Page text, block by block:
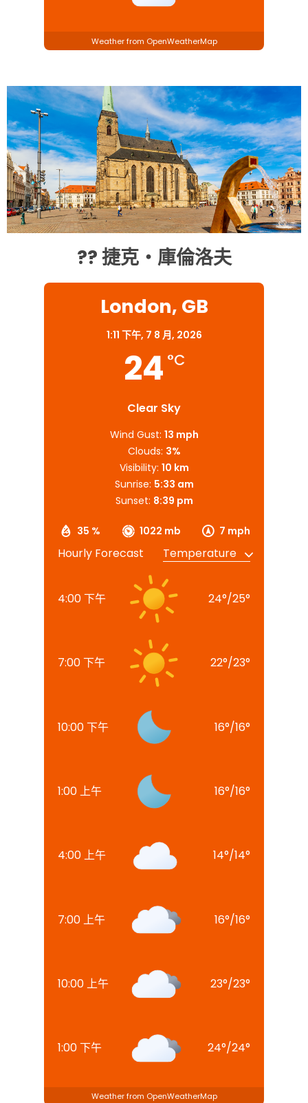
Weather from OpenWeatherMap
?? 捷克・庫倫洛夫
London, GB
1:11 下午, 7 8 月, 2026
24 °C
Clear Sky
35 % 1022 mb 7 mph
Wind Gust: 13 mph
Clouds: 3%
Visibility: 10 km
Sunrise: 5:33 am
Sunset: 8:39 pm
Hourly Forecast
4:00 下午 24°/25°
7:00 下午 22°/23°
10:00 下午 16°/16°
1:00 上午 16°/16°
4:00 上午 14°/14°
7:00 上午 16°/16°
10:00 上午 23°/23°
1:00 下午 24°/24°
Weather from OpenWeatherMap